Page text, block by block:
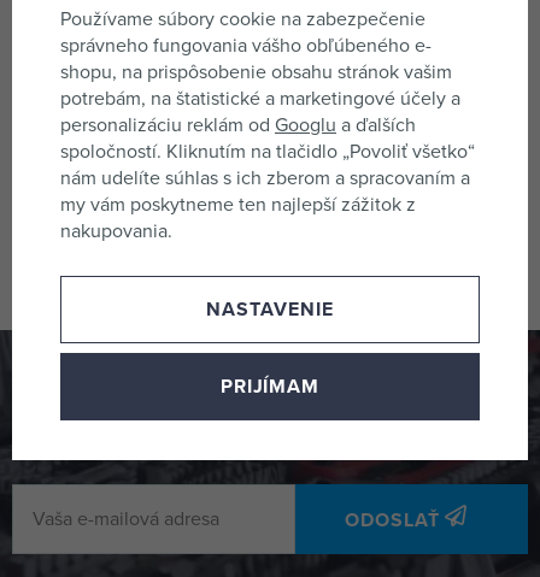
DEN BRAVEN Strešná fixačná
páska DB FLEX, 50mm*25m
B5356BD
skladom 2 ks
11,87 €
DED BRAVEN Strešná fixačná
páska DB MEMBRÁNA,
50mm*25m B5360BD
skladom 2 ks
Odber noviniek
Prihláste sa na odber noviniek a žiadna akcia ani novinka
ODOSLAŤ
Používame súbory cookie na zabezpečenie
správneho fungovania vášho obľúbeného e-
shopu, na prispôsobenie obsahu stránok vašim
potrebám, na štatistické a marketingové účely a
personalizáciu reklám od Googlu a ďalších
spoločností. Kliknutím na tlačidlo „Povoliť všetko“
nám udelíte súhlas s ich zberom a spracovaním a
my vám poskytneme ten najlepší zážitok z
nakupovania.
NASTAVENIE
PRIJÍMAM